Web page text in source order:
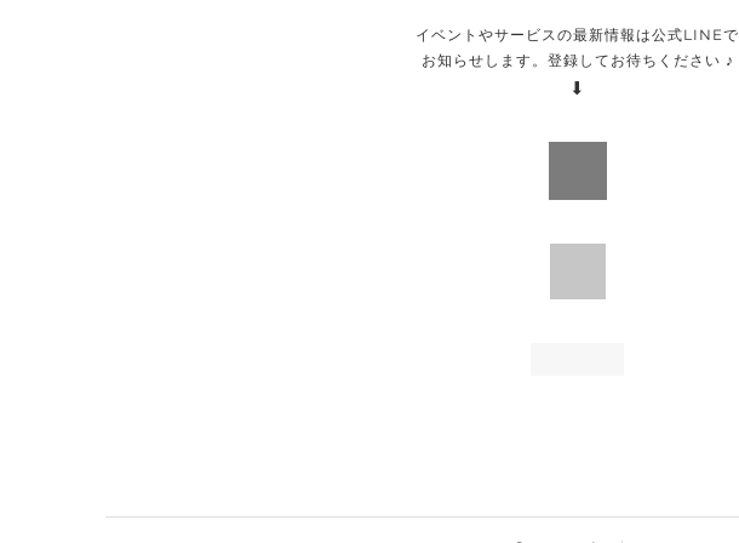
イベントやサービスの最新情報は公式LINEで
お知らせします。登録してお待ちください ♪
⬇︎